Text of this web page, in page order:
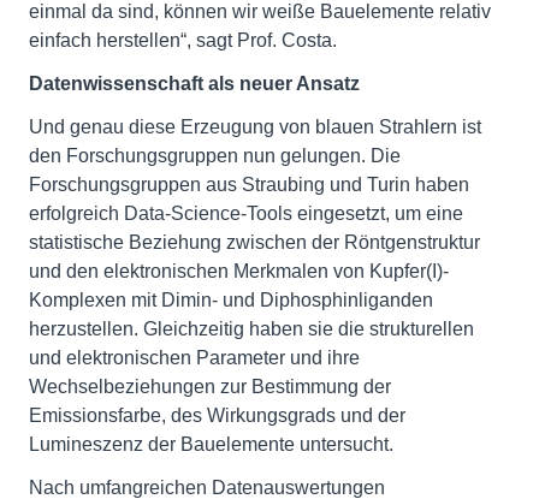
einmal da sind, können wir weiße Bauelemente relativ
einfach herstellen“, sagt Prof. Costa.
Datenwissenschaft als neuer Ansatz
Und genau diese Erzeugung von blauen Strahlern ist
den Forschungsgruppen nun gelungen. Die
Forschungsgruppen aus Straubing und Turin haben
erfolgreich Data-Science-Tools eingesetzt, um eine
statistische Beziehung zwischen der Röntgenstruktur
und den elektronischen Merkmalen von Kupfer(I)-
Komplexen mit Dimin- und Diphosphinliganden
herzustellen. Gleichzeitig haben sie die strukturellen
und elektronischen Parameter und ihre
Wechselbeziehungen zur Bestimmung der
Emissionsfarbe, des Wirkungsgrads und der
Lumineszenz der Bauelemente untersucht.
Nach umfangreichen Datenauswertungen